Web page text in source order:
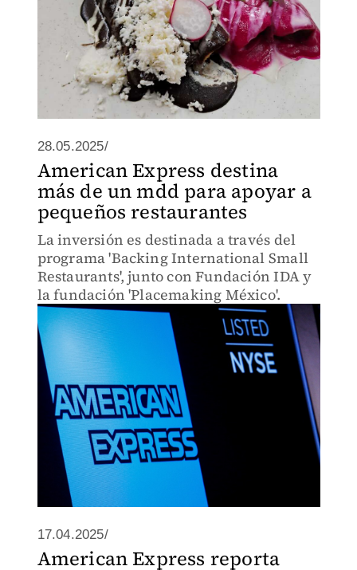
28.05.2025/
American Express destina
más de un mdd para apoyar a
pequeños restaurantes
La inversión es destinada a través del
programa 'Backing International Small
Restaurants', junto con Fundación IDA y
la fundación 'Placemaking México'.
17.04.2025/
American Express reporta